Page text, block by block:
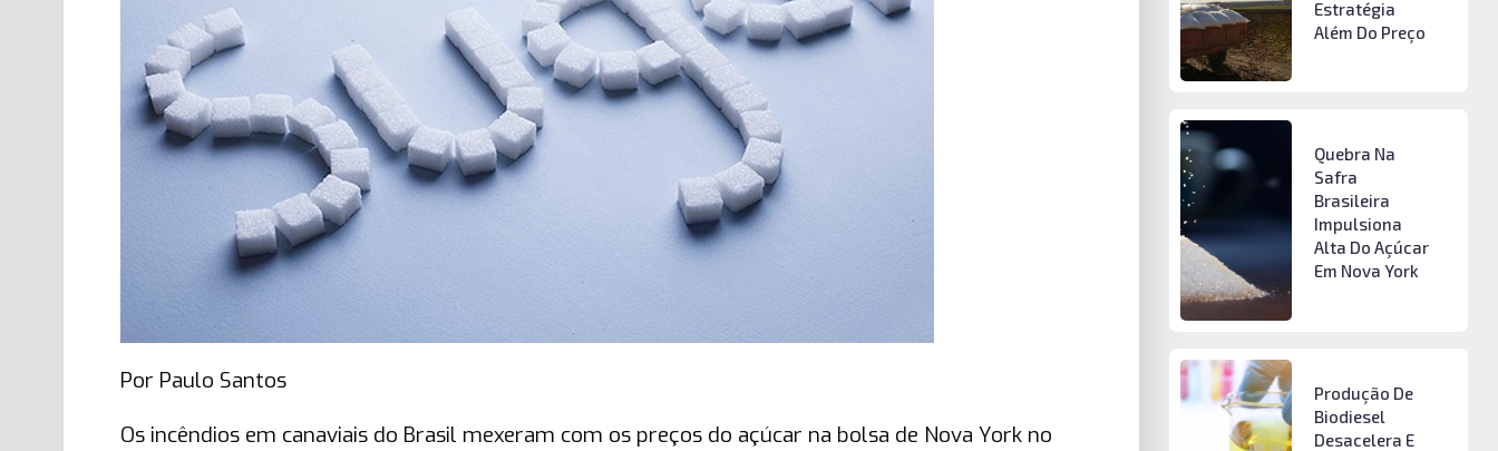
Por Paulo Santos
Os incêndios em canaviais do Brasil mexeram com os preços do açúcar na bolsa de Nova York no
Estratégia
Além Do Preço
Quebra Na
Safra
Brasileira
Impulsiona
Alta Do Açúcar
Em Nova York
Produção De
Biodiesel
Desacelera E